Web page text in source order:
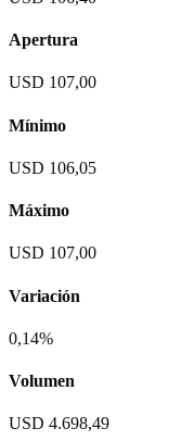
Apertura
USD 107,00
Mínimo
USD 106,05
Máximo
USD 107,00
Variación
0,14%
Volumen
USD 4.698,49